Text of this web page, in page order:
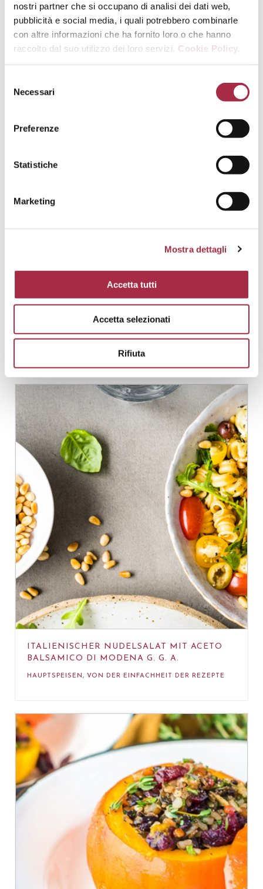
nostri partner che si occupano di analisi dei dati web,
pubblicità e social media, i quali potrebbero combinarle
con altre informazioni che ha fornito loro o che hanno
raccolto dal suo utilizzo dei loro servizi. Cookie Policy.
Necessari
Preferenze
Statistiche
Marketing
Mostra dettagli
Accetta tutti
Accetta selezionati
Rifiuta
HAUPTSPEISEN, VON DER EINFACHHEIT DER REZEPTE
BUNTE FRITTATA MIT GERÖSTETEN
RADIESCHEN UND ACETO BALSAMICO DI
ITALIENISCHER NUDELSALAT MIT ACETO
BALSAMICO DI MODENA G. G. A.
HAUPTSPEISEN, VON DER EINFACHHEIT DER REZEPTE